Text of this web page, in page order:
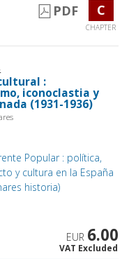
PDF C
CHAPTER
:
iconoclastia y
(1931-1936)
Popular : política,
y cultura en la España
historia)
EUR 6.00
VAT Excluded